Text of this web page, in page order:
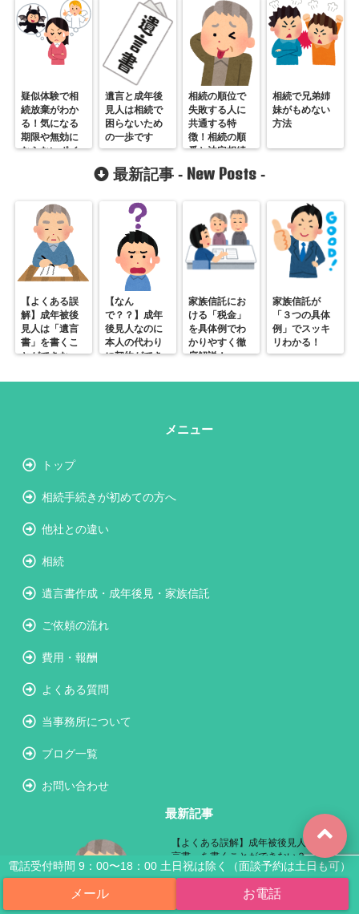
電話受付時間 9：00〜18：00 土日祝は除く（面談予約は土日も可）
疑似体験で相
続放棄がわか
る！気になる
期限や無効に
ならないポイ
遺言と成年後
見人は相続で
困らないため
の一歩です
相続の順位で
失敗する人に
共通する特
徴！相続の順
番と法定相続
分も徹底解説
相続で兄弟姉
妹がもめない
方法
最新記事 - New Posts -
【よくある誤
解】成年被後
見人は「遺言
書」を書くこ
とができな
【なん
で？？】成年
後見人なのに
本人の代わり
に契約ができ
家族信託にお
ける「税金」
を具体例でわ
かりやすく徹
底解説！
家族信託が
「３つの具体
例」でスッキ
リわかる！
メニュー
トップ
相続手続きが初めての方へ
他社との違い
相続
遺言書作成・成年後見・家族信託
ご依頼の流れ
費用・報酬
よくある質問
当事務所について
ブログ一覧
お問い合わせ
最新記事
【よくある誤解】成年被後見人は「遺
言書」を書くことができない？
2019.09.16